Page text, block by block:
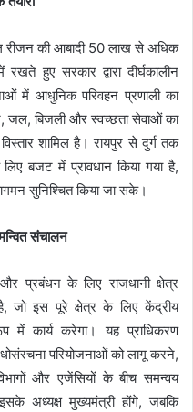
रीजन की आबादी 50 लाख से अधिक
हुए सरकार द्वारा दीर्घकालीन
में आधुनिक परिवहन प्रणाली का
जल, बिजली और स्वच्छता सेवाओं का
शामिल है। रायपुर से दुर्ग तक
बजट में प्रावधान किया गया है,
सुनिश्चित किया जा सके।
संचालन
प्रबंधन के लिए राजधानी क्षेत्र
जो इस पूरे क्षेत्र के लिए केंद्रीय
में कार्य करेगा। यह प्राधिकरण
परियोजनाओं को लागू करने,
और एजेंसियों के बीच समन्वय
अध्यक्ष मुख्यमंत्री होंगे, जबकि